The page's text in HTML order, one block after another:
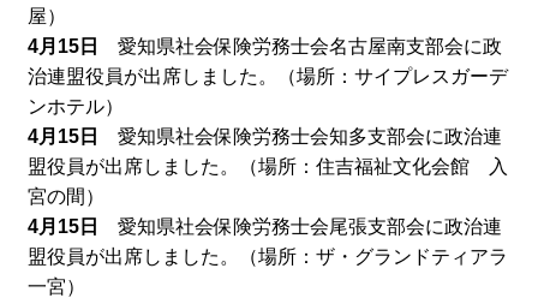
屋）
4月15日
愛知県社会保険労務士会名古屋南支部会に政
治連盟役員が出席しました。（場所：サイプレスガーデ
ンホテル）
4月15日
愛知県社会保険労務士会知多支部会に政治連
盟役員が出席しました。（場所：住吉福祉文化会館 入
宮の間）
4月15日
愛知県社会保険労務士会尾張支部会に政治連
盟役員が出席しました。（場所：ザ・グランドティアラ
一宮）